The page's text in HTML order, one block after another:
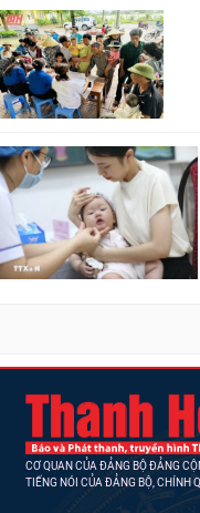
CƠ QUAN CỦA ĐẢNG BỘ ĐẢNG
TIẾNG NÓI CỦA ĐẢNG BỘ, CHÍNH